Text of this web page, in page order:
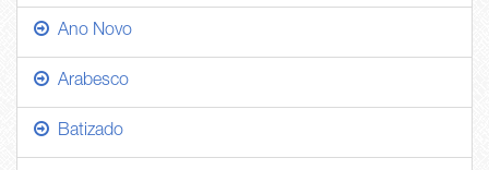
Ano Novo
Arabesco
Batizado